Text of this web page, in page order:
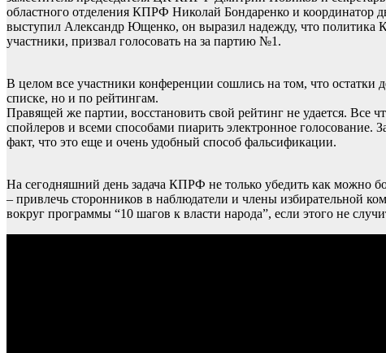
областного отделения КПРФ Николай Бондаренко и координатор
выступил Александр Ющенко, он выразил надежду, что политика
участники, призвал голосовать на за партию №1.
В целом все участники конференции сошлись на том, что
списке, но и по рейтингам.
Правящей же партии, восстановить свой рейтинг не удается.
спойлеров и всеми способами пиарить электронное голосование.
факт, что это еще и очень удобный способ фальсификации.
На сегодняшний день задача КПРФ не только убедить как можно
– привлечь сторонников в наблюдатели и члены избирательной
вокруг программы “10 шагов к власти народа”, если этого не